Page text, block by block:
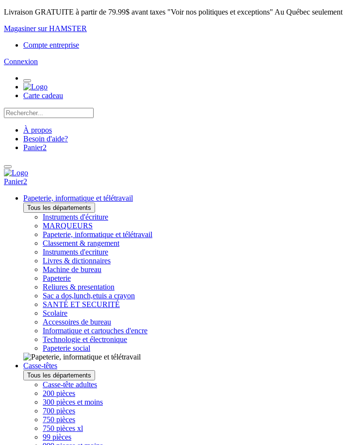
Livraison GRATUITE à partir de 79.99$ avant taxes "Voir nos politiques et exceptions" Au Québec seulement
Magasiner sur HAMSTER
Compte entreprise
Connexion
Carte cadeau
À propos
Besoin d'aide?
Panier2
Panier2
Papeterie, informatique et télétravail
Tous les départements
Instruments d'écriture
MARQUEURS
Papeterie, informatique et télétravail
Classement & rangement
Instruments d'ecriture
Livres & dictionnaires
Machine de bureau
Papeterie
Reliures & presentation
Sac a dos,lunch,etuis a crayon
SANTÉ ET SECURITÉ
Scolaire
Accessoires de bureau
Informatique et cartouches d'encre
Technologie et électronique
Papeterie social
Casse-têtes
Tous les départements
Casse-tête adultes
200 pièces
300 pièces et moins
700 pièces
750 pièces
750 pièces xl
99 pièces